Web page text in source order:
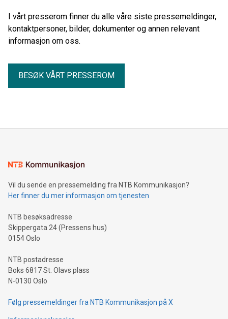
I vårt presserom finner du alle våre siste pressemeldinger,
kontaktpersoner, bilder, dokumenter og annen relevant
informasjon om oss.
BESØK VÅRT PRESSEROM
Vil du sende en pressemelding fra NTB Kommunikasjon?
Her finner du mer informasjon om tjenesten
NTB besøksadresse
Skippergata 24 (Pressens hus)
0154 Oslo
NTB postadresse
Boks 6817 St. Olavs plass
N-0130 Oslo
Følg pressemeldinger fra NTB Kommunikasjon på X